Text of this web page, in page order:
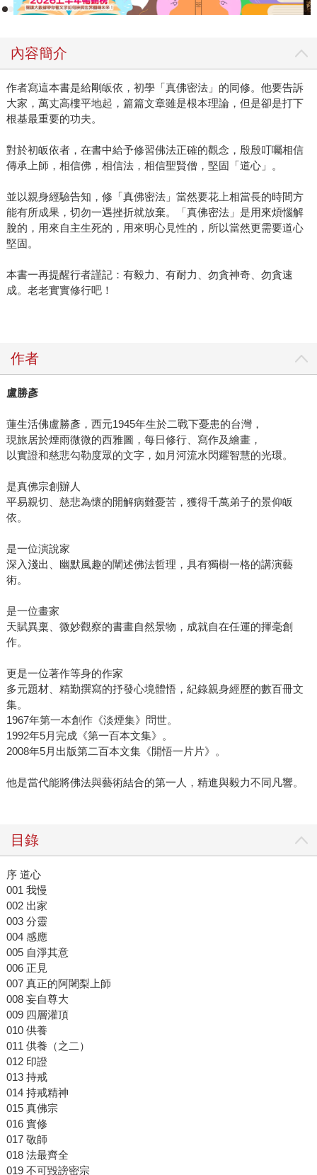
內容簡介
作者寫這本書是給剛皈依，初學「真佛密法」的同修。他要告訴
大家，萬丈高樓平地起，篇篇文章雖是根本理論，但是卻是打下
根基最重要的功夫。
對於初皈依者，在書中給予修習佛法正確的觀念，殷殷叮囑相信
傳承上師，相信佛，相信法，相信聖賢僧，堅固「道心」。
並以親身經驗告知，修「真佛密法」當然要花上相當長的時間方
能有所成果，切勿一遇挫折就放棄。「真佛密法」是用來煩惱解
脫的，用來自主生死的，用來明心見性的，所以當然更需要道心
堅固。
本書一再提醒行者謹記：有毅力、有耐力、勿貪神奇、勿貪速
成。老老實實修行吧！
作者
盧勝彥
蓮生活佛盧勝彥，西元1945年生於二戰下憂患的台灣，
現旅居於煙雨微微的西雅圖，每日修行、寫作及繪畫，
以實證和慈悲勾勒度眾的文字，如月河流水閃耀智慧的光環。
是真佛宗創辦人
平易親切、慈悲為懷的開解病難憂苦，獲得千萬弟子的景仰皈
依。
是一位演說家
深入淺出、幽默風趣的闡述佛法哲理，具有獨樹一格的講演藝
術。
是一位畫家
天賦異稟、微妙觀察的書畫自然景物，成就自在任運的揮毫創
作。
更是一位著作等身的作家
多元題材、精勤撰寫的抒發心境體悟，紀錄親身經歷的數百冊文
集。
1967年第一本創作《淡煙集》問世。
1992年5月完成《第一百本文集》。
2008年5月出版第二百本文集《開悟一片片》。
他是當代能將佛法與藝術結合的第一人，精進與毅力不同凡響。
目錄
序 道心
001 我慢
002 出家
003 分靈
004 感應
005 自淨其意
006 正見
007 真正的阿闍梨上師
008 妄自尊大
009 四層灌頂
010 供養
011 供養（之二）
012 印證
013 持戒
014 持戒精神
015 真佛宗
016 實修
017 敬師
018 法最齊全
019 不可毀謗密宗